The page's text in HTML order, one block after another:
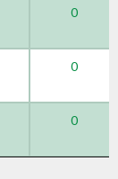
0
0
0